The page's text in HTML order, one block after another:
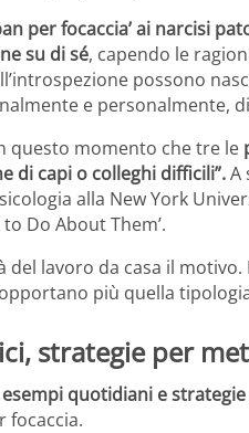
per focaccia’ ai narcisi
su di sé, capendo le
possono
e personalmente,
questo momento che tre le
di capi o colleghi difficili”.A
alla New York
Do About Them’.
del lavoro da casa il
più quella
strategie per
esempi quotidiani e strategie
focaccia.